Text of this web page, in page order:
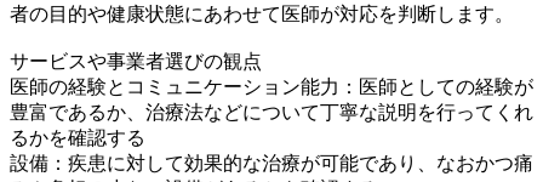
者の目的や健康状態にあわせて医師が対応を判断します。
サービスや事業者選びの観点
医師の経験とコミュニケーション能力：医師としての経験が
豊富であるか、治療法などについて丁寧な説明を行ってくれ
るかを確認する
設備：疾患に対して効果的な治療が可能であり、なおかつ痛